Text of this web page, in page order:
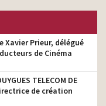
Xavier Prieur, délégué
de Cinéma
TELECOM DE
de création